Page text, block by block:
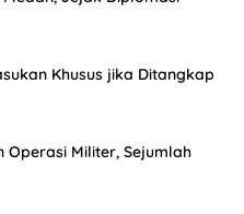
Khusus jika Ditangkap
Operasi Militer, Sejumlah